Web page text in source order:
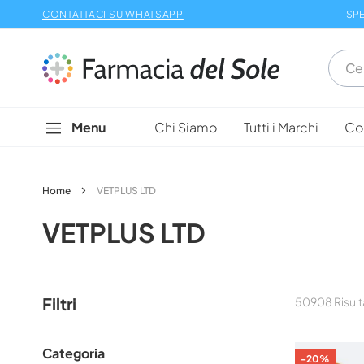
Salta
al
CONTATTACI SU WHATSAPP
Menu Chi Siamo Tutti i Marchi
Home VETPLUS LTD
VETPLUS LTD
50908
-20%
Filtri
Categoria